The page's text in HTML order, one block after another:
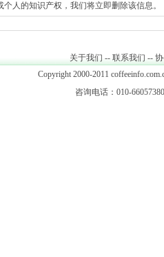
人的知识产权，我们将立即删除该信息。
关于我们 -- 联系我们 --
Copyright 2000-2011
咨询电话：010-